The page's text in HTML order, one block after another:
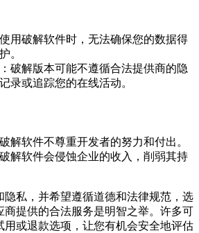
使用破解软件时，无法确保您的数据得
。
：破解版本可能不遵循合法提供商的隐
录或追踪您的在线活动。
破解软件不尊重开发者的努力和付出。
破解软件会侵蚀企业的收入，削弱其持
隐私，并希望遵循道德和法律规范，选
商提供的合法服务是明智之举。许多可
用或退款选项，让您有机会安全地评估